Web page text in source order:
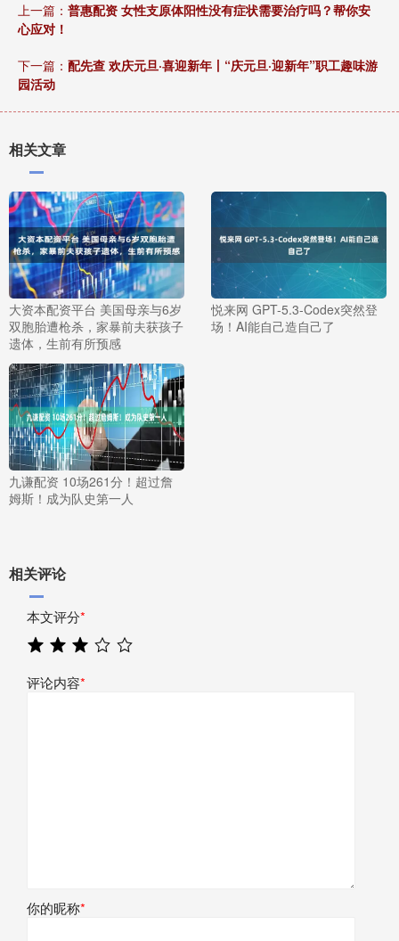
上一篇： 普惠配资 女性支原体阳性没有症状需要治疗吗？帮你安
心应对！
下一篇： 配先查 欢庆元旦·喜迎新年丨“庆元旦·迎新年”职工趣味游
园活动
相关文章
大资本配资平台 美国母亲与6岁
双胞胎遭枪杀，家暴前夫获孩子
遗体，生前有所预感
悦来网 GPT-5.3-Codex突然登
场！AI能自己造自己了
九谦配资 10场261分！超过詹
姆斯！成为队史第一人
相关评论
本文评分*
评论内容*
你的昵称*